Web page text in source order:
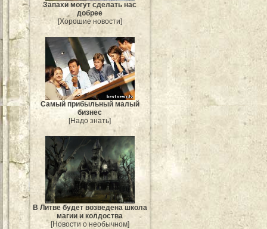
Запахи могут сделать нас
добрее
[Хорошие новости]
Самый прибыльный малый
бизнес
[Надо знать]
В Литве будет возведена школа
магии и колдоства
[Новости о необычном]